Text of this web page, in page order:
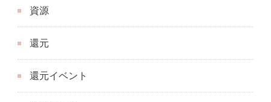
資源
還元
還元イベント